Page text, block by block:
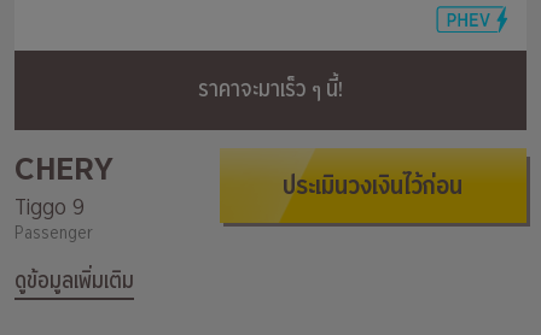
ราคาจะมาเร็ว ๆ นี้!
CHERY
Tiggo 9
Passenger
ดูข้อมูลเพิ่มเติม
ประเมินวงเงินไว้ก่อน